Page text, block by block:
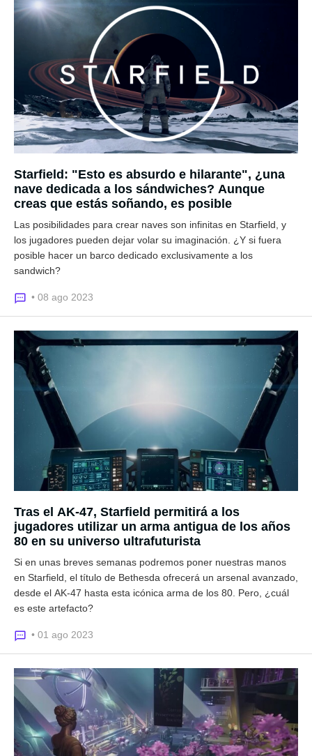
Starfield: "Esto es absurdo e hilarante", ¿una
nave dedicada a los sándwiches? Aunque
creas que estás soñando, es posible
Las posibilidades para crear naves son infinitas en Starfield, y
los jugadores pueden dejar volar su imaginación. ¿Y si fuera
posible hacer un barco dedicado exclusivamente a los
sandwich?
• 08 ago 2023
Tras el AK-47, Starfield permitirá a los
jugadores utilizar un arma antigua de los años
80 en su universo ultrafuturista
Si en unas breves semanas podremos poner nuestras manos
en Starfield, el título de Bethesda ofrecerá un arsenal avanzado,
desde el AK-47 hasta esta icónica arma de los 80. Pero, ¿cuál
es este artefacto?
• 01 ago 2023